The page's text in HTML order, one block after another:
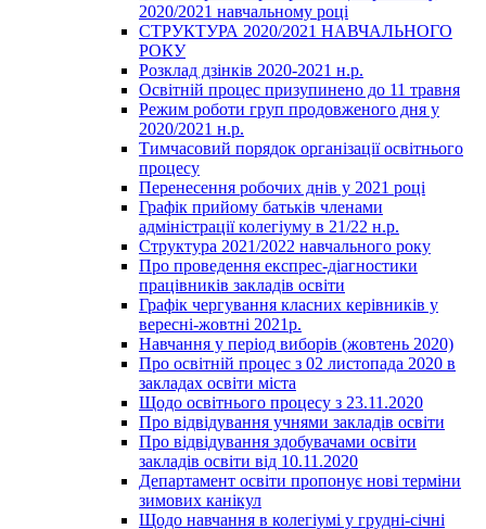
2020/2021 навчальному році
СТРУКТУРА 2020/2021 НАВЧАЛЬНОГО
РОКУ
Розклад дзінків 2020-2021 н.р.
Освітній процес призупинено до 11 травня
Режим роботи груп продовженого дня у
2020/2021 н.р.
Тимчасовий порядок організації освітнього
процесу
Перенесення робочих днів у 2021 році
Графік прийому батьків членами
адміністрації колегіуму в 21/22 н.р.
Структура 2021/2022 навчального року
Про проведення експрес-діагностики
працівників закладів освіти
Графік чергування класних керівників у
вересні-жовтні 2021р.
Навчання у період виборів (жовтень 2020)
Про освітній процес з 02 листопада 2020 в
закладах освіти міста
Щодо освітнього процесу з 23.11.2020
Про відвідування учнями закладів освіти
Про відвідування здобувачами освіти
закладів освіти від 10.11.2020
Департамент освіти пропонує нові терміни
зимових канікул
Щодо навчання в колегіумі у грудні-січні